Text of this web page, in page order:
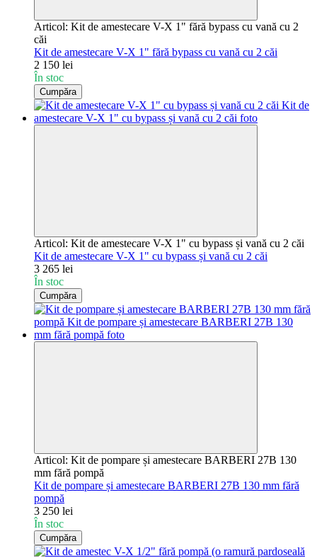
Articol: Kit de amestecare V-X 1" fără bypass cu vană cu 2
căi
Kit de amestecare V-X 1" fără bypass cu vană cu 2 căi
2 150 lei
În stoc
Cumpăra
Articol: Kit de amestecare V-X 1" cu bypass și vană cu 2 căi
Kit de amestecare V-X 1" cu bypass și vană cu 2 căi
3 265 lei
În stoc
Cumpăra
Articol: Kit de pompare și amestecare BARBERI 27B 130
mm fără pompă
Kit de pompare și amestecare BARBERI 27B 130 mm fără
pompă
3 250 lei
În stoc
Cumpăra